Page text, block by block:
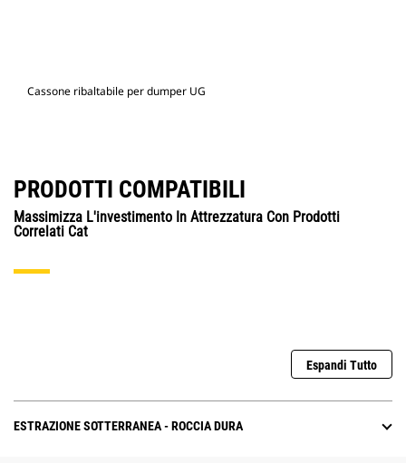
Cassone ribaltabile per dumper UG
PRODOTTI COMPATIBILI
Massimizza L'investimento In Attrezzatura Con Prodotti
Correlati Cat
Espandi Tutto
ESTRAZIONE SOTTERRANEA - ROCCIA DURA